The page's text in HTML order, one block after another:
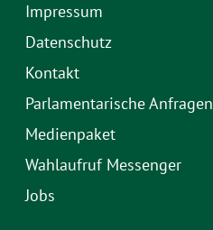
Impressum
Datenschutz
Kontakt
Parlamentarische Anfragen
Medienpaket
Wahlaufruf Messenger
Jobs